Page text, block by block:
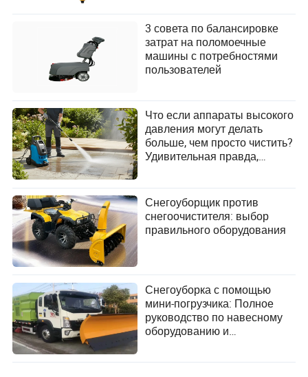
О: Дизайнерам следует обратить внимание на
устойчивость, интеграцию IoT и эргономические
усовершенствования как на новые тенденции в
дизайне поломоечных машин.
Colette Rivers
Байрон Сантана — выдающийся автор статей,
специализирующийся на секторе промышленного
оборудования и компонентов. Обладая острым
вниманием к деталям и глубоким пониманием
сложностей, Байрон превосходно оценивает
оборудование или компоненты, чтобы убедиться,
что они соответствуют определенным стандартам
качества и требованиям к производительности.
3 совета по балансировке
затрат на поломоечные
машины с потребностями
пользователей
Что если аппараты высокого
давления могут делать
больше, чем просто чистить?
Удивительная правда,
Снегоуборщик против
снегоочистителя: выбор
правильного оборудования
Снегоуборка с помощью
мини-погрузчика: Полное
руководство по навесному
оборудованию и